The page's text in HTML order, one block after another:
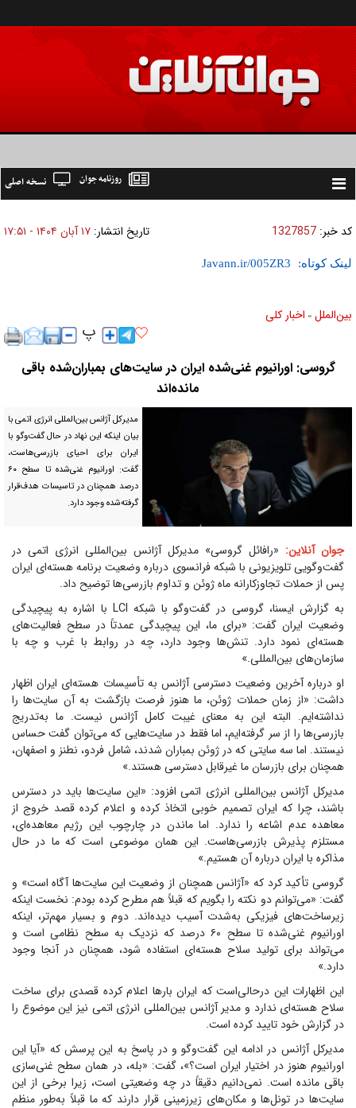
Toggle
نسخه اصلی روزنامه جوان
کد خبر: 1327857 تاریخ انتشار: ۱۷ آبان ۱۴۰۴ - ۱۷:۵۱
لینک کوتاه:
بين‌الملل » اخبار كلی
گروسی: اورانیوم غنی‌شده ایران در سایت‌های بمباران‌شده باقی
مانده‌اند
مدیرکل آژانس بین‌المللی انرژی اتمی با
بیان اینکه این نهاد در حال گفت‌و‌گو با
ایران برای احیای بازرسی‌هاست،
گفت: اورانیوم غنی‌شده تا سطح ۶۰
درصد همچنان در تاسیسات هدف‌قرار
گرفته‌شده وجود دارد.
جوان آنلاین: «رافائل گروسی» مدیرکل آژانس بین‌المللی انرژی اتمی در
گفت‌وگویی تلویزیونی با شبکه فرانسوی درباره وضعیت برنامه هسته‌ای ایران
پس از حملات تجاوزکارانه ماه ژوئن و تداوم بازرسی‌ها توضیح داد.
به گزارش ایسنا، گروسی در گفت‌و‌گو با شبکه LCI با اشاره به پیچیدگی
وضعیت ایران گفت: «برای ما، این پیچیدگی عمدتاً در سطح فعالیت‌های
هسته‌ای نمود دارد. تنش‌ها وجود دارد، چه در روابط با غرب و چه با
سازمان‌های بین‌المللی.»
او درباره آخرین وضعیت دسترسی آژانس به تأسیسات هسته‌ای ایران اظهار
داشت: «از زمان حملات ژوئن، ما هنوز فرصت بازگشت به آن سایت‌ها را
نداشته‌ایم. البته این به معنای غیبت کامل آژانس نیست. ما به‌تدریج
بازرسی‌ها را از سر گرفته‌ایم، اما فقط در سایت‌هایی که می‌توان گفت حساس
نیستند. اما سه سایتی که در ژوئن بمباران شدند، شامل فردو، نطنز و اصفهان،
همچنان برای بازرسان ما غیرقابل دسترسی هستند.»
مدیرکل آژانس بین‌المللی انرژی اتمی افزود: «این سایت‌ها باید در دسترس
باشند، چرا که ایران تصمیم خوبی اتخاذ کرده و اعلام کرده قصد خروج از
معاهده عدم اشاعه را ندارد. اما ماندن در چارچوب این رژیم معاهده‌ای،
مستلزم پذیرش بازرسی‌هاست. این همان موضوعی است که ما در حال
مذاکره با ایران درباره آن هستیم.»
گروسی تأکید کرد که «آژانس همچنان از وضعیت این سایت‌ها آگاه است» و
گفت: «می‌توانم دو نکته را بگویم که قبلاً هم مطرح کرده بودم: نخست اینکه
زیرساخت‌های فیزیکی به‌شدت آسیب دیده‌اند. دوم و بسیار مهم‌تر، اینکه
اورانیوم غنی‌شده تا سطح ۶۰ درصد که نزدیک به سطح نظامی است و
می‌تواند برای تولید سلاح هسته‌ای استفاده شود، همچنان در آنجا وجود
دارد.»
این اظهارات این درحالی‌است که ایران بار‌ها اعلام کرده قصدی برای ساخت
سلاح هسته‌ای ندارد و مدیر آژانس بین‌المللی انرژی اتمی نیز این موضوع را
در گزارش خود تایید کرده است.
مدیرکل آژانس در ادامه این گفت‌و‌گو و در پاسخ به این پرسش که «آیا این
اورانیوم هنوز در اختیار ایران است؟»، گفت: «بله، در همان سطح غنی‌سازی
باقی مانده است. نمی‌دانیم دقیقاً در چه وضعیتی است، زیرا برخی از این
سایت‌ها در تونل‌ها و مکان‌های زیرزمینی قرار دارند که ما قبلاً به‌طور منظم